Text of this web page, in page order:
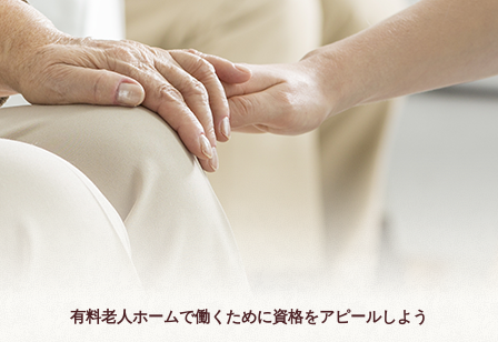
有料老人ホームで働くために資格をアピールしよう